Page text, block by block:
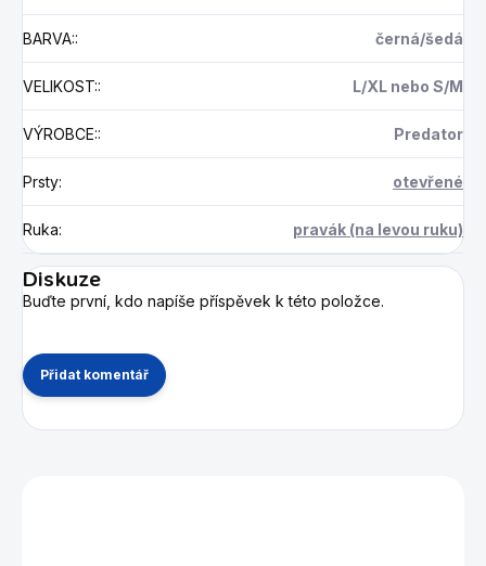
BARVA:: černá/šedá
VELIKOST:: L/XL nebo S/M
VÝROBCE:: Predator
Prsty: otevřené
Ruka: pravák (na levou ruku)
Diskuze
Buďte první, kdo napíše příspěvek k této položce.
Přidat komentář